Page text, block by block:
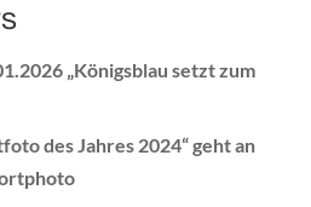
„Königsblau setzt zum
des Jahres 2024“ geht an